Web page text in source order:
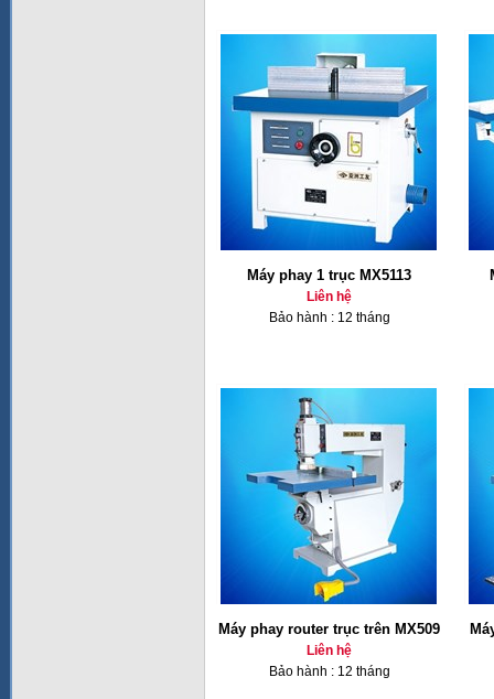
Máy phay 1 trục MX5113
Liên hệ
Bảo hành : 12 tháng
Máy phay router trục trên MX509
Liên hệ
Bảo hành : 12 tháng